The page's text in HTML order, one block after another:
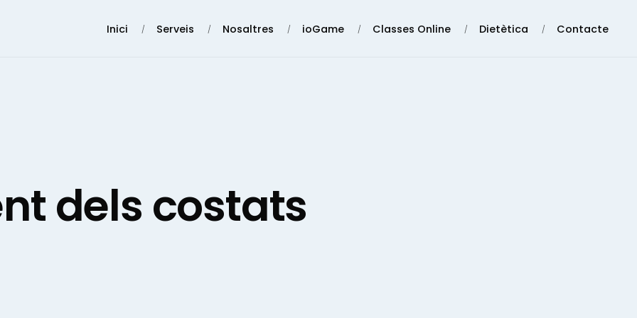
Inici Serveis Nosaltres ioGame Classes Online Dietètica Contacte
dels costats